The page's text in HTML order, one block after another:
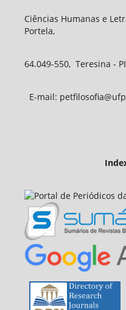
Ciências Humanas e
Portela,
64.049-550, Teresina -
E-mail: